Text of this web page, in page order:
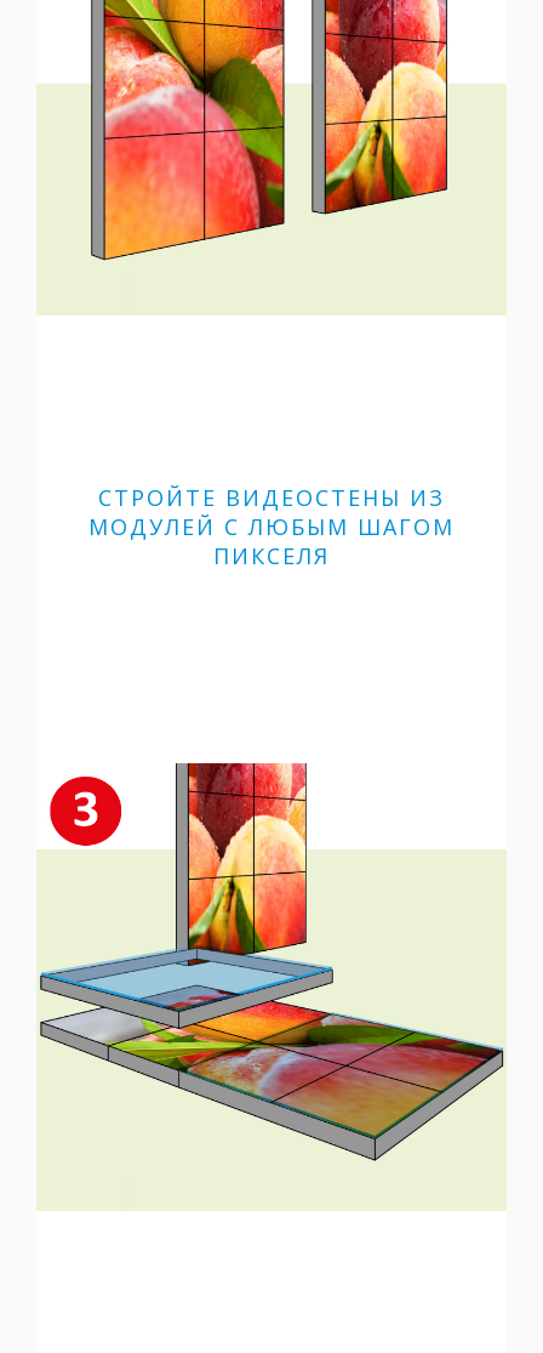
СТРОЙТЕ ВИДЕОСТЕНЫ ИЗ
МОДУЛЕЙ С ЛЮБЫМ ШАГОМ
ПИКСЕЛЯ